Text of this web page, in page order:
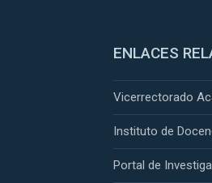
ENLACES
Vicerrectorado
Instituto de
Portal de